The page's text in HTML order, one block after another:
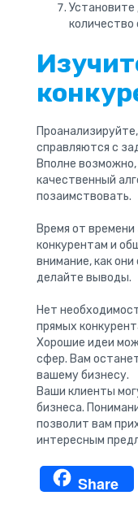
количество
справляются с
Вполне
качественный
позаимствовать.
Время от
конкурентам и
внимание, как
делайте выводы.
Нет
прямых
Хорошие идеи
сфер. Вам
вашему бизнесу.
Ваши клиенты
бизнеса.
позволит вам
интересным
Share